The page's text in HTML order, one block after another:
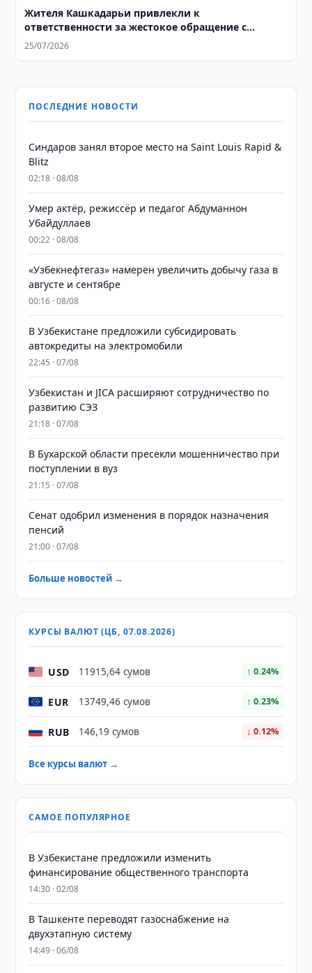
Жителя Кашкадарьи привлекли к
ответственности за жестокое обращение с
собакой
25/07/2026
ПОСЛЕДНИЕ НОВОСТИ
Синдаров занял второе место на Saint Louis Rapid &
Blitz
02:18 · 08/08
Умер актёр, режиссёр и педагог Абдуманнон
Убайдуллаев
00:22 · 08/08
«Узбекнефтегаз» намерен увеличить добычу газа в
августе и сентябре
00:16 · 08/08
В Узбекистане предложили субсидировать
автокредиты на электромобили
22:45 · 07/08
Узбекистан и JICA расширяют сотрудничество по
развитию СЭЗ
21:18 · 07/08
В Бухарской области пресекли мошенничество при
поступлении в вуз
21:15 · 07/08
Сенат одобрил изменения в порядок назначения
пенсий
21:00 · 07/08
Больше новостей →
КУРСЫ ВАЛЮТ (ЦБ, 07.08.2026)
USD 11915,64 сумов ↑ 0.24%
EUR 13749,46 сумов ↑ 0.23%
RUB 146,19 сумов ↓ 0.12%
Все курсы валют →
САМОЕ ПОПУЛЯРНОЕ
В Узбекистане предложили изменить
финансирование общественного транспорта
14:30 · 02/08
В Ташкенте переводят газоснабжение на
двухэтапную систему
14:49 · 06/08